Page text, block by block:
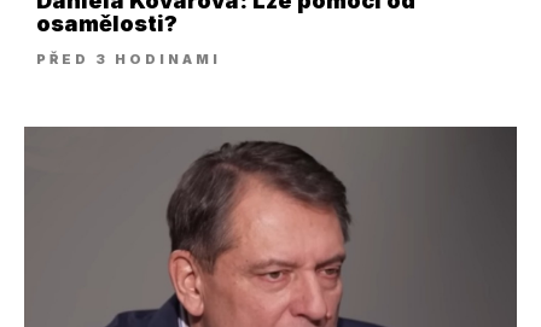
osamělosti?
PŘED 3 HODINAMI